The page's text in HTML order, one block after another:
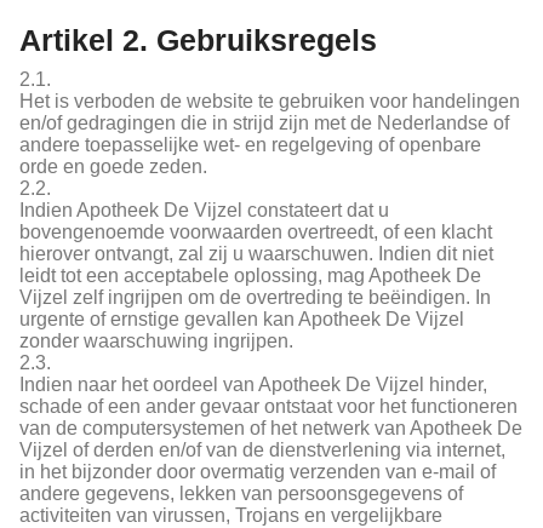
Artikel 2. Gebruiksregels
2.1.
Het is verboden de website te gebruiken voor handelingen
en/of gedragingen die in strijd zijn met de Nederlandse of
andere toepasselijke wet- en regelgeving of openbare
orde en goede zeden.
2.2.
Indien Apotheek De Vijzel constateert dat u
bovengenoemde voorwaarden overtreedt, of een klacht
hierover ontvangt, zal zij u waarschuwen. Indien dit niet
leidt tot een acceptabele oplossing, mag Apotheek De
Vijzel zelf ingrijpen om de overtreding te beëindigen. In
urgente of ernstige gevallen kan Apotheek De Vijzel
zonder waarschuwing ingrijpen.
2.3.
Indien naar het oordeel van Apotheek De Vijzel hinder,
schade of een ander gevaar ontstaat voor het functioneren
van de computersystemen of het netwerk van Apotheek De
Vijzel of derden en/of van de dienstverlening via internet,
in het bijzonder door overmatig verzenden van e-mail of
andere gegevens, lekken van persoonsgegevens of
activiteiten van virussen, Trojans en vergelijkbare